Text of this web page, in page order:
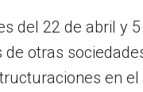
del 22 de abril y
otras
en